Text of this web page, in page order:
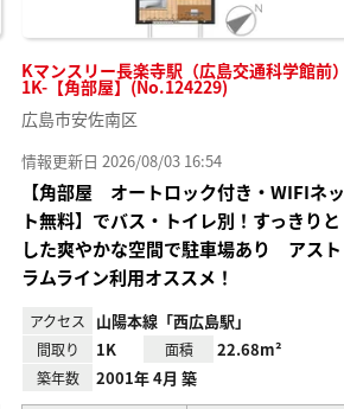
Kマンスリー長楽寺駅（広島交通科学館前）
1K-【角部屋】(No.124229)
広島市安佐南区
情報更新日 2026/08/03 16:54
【角部屋 オートロック付き・WIFIネッ
ト無料】でバス・トイレ別！すっきりと
した爽やかな空間で駐車場あり アスト
ラムライン利用オススメ！
アクセス 山陽本線「西広島駅」
間取り 1K 面積 22.68m²
築年数 2001年 4月 築